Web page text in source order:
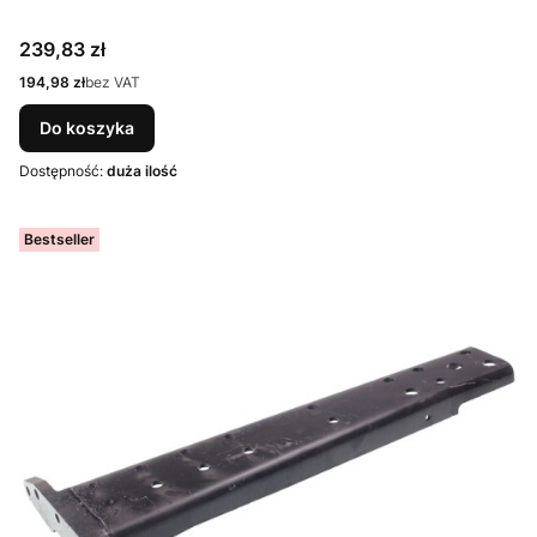
Cena
239,83 zł
Cena
194,98 złbez VAT
Do koszyka
Dostępność: duża ilość
Bestseller